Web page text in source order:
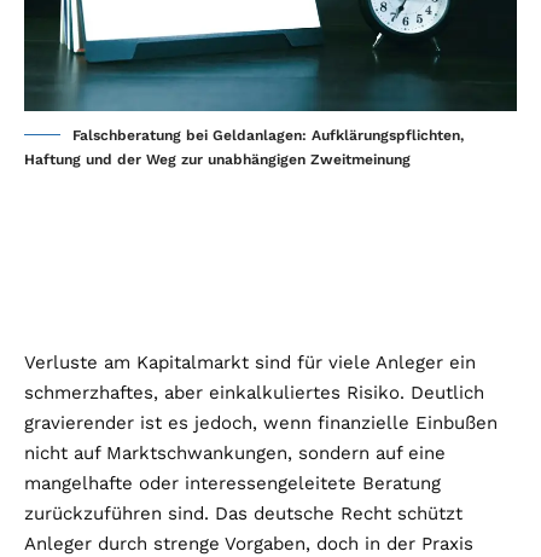
Falschberatung bei Geldanlagen: Aufklärungspflichten,
Haftung und der Weg zur unabhängigen Zweitmeinung
Verluste am Kapitalmarkt sind für viele Anleger ein
schmerzhaftes, aber einkalkuliertes Risiko. Deutlich
gravierender ist es jedoch, wenn finanzielle Einbußen
nicht auf Marktschwankungen, sondern auf eine
mangelhafte oder interessengeleitete Beratung
zurückzuführen sind. Das deutsche Recht schützt
Anleger durch strenge Vorgaben, doch in der Praxis